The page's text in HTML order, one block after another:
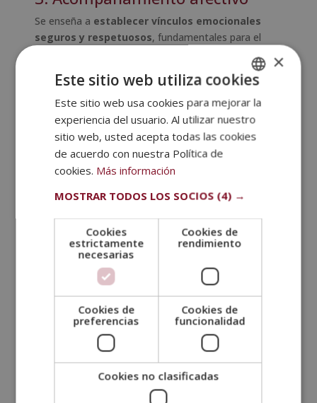
Se enseña a establecer vínculos emocionales
seguros y respetuosos, fundamentales para el
Además, se exploran aspectos como la importancia
del juego libre, el papel del adulto como
espacios seguros y
estimulantes
¿Quién puede estudiar pedagogía pikler?
La formación enPedagogía Pikler
interesadas en la educación y el desarrollo infantil,
Educadoresy maestros de educación infantil.
Psicólogosy terapeutas infantiles.
y asistentes de guardería.
Madres y padresque desean aplicar este enfoque
en la crianza.
Estudiantes de pedagogía
o carreras afines.
Salidas profesionales y aplicación práctica
Los profesionales formados enPedagogía Pikler
encuentran oportunidades laborales en múltiples
SPANISH
PORTUGUESE
×
Este sitio web utiliza cookies
Este sitio web usa cookies para mejorar la
experiencia del usuario. Al utilizar nuestro
sitio web, usted acepta todas las cookies
de acuerdo con nuestra Política de
cookies. Más información
MOSTRAR TODOS LOS SOCIOS (4) →
Cookies
estrictamente
necesarias
Cookies de
rendimiento
Cookies de
preferencias
Cookies de
funcionalidad
Cookies no clasificadas